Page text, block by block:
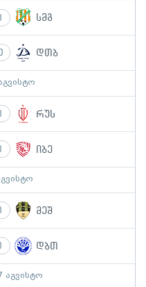
სმგ
დთბ
რუს
იბე
მეშ
დბთ
აგვისტო